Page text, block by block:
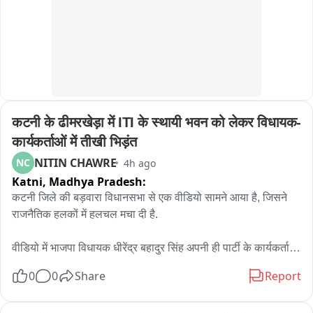
कटनी के ढीमरखेड़ा में ITI के स्थायी भवन को लेकर विधायक-
कार्यकर्ताओं में तीखी भिड़ंत
NC NITIN CHAWRE 4h ago
Katni, Madhya Pradesh:
कटनी जिले की बड़वारा विधानसभा से एक वीडियो सामने आया है, जिसने
राजनैतिक हलकों में हलचल मचा दी है.
वीडियो में भाजपा विधायक धीरेंद्र बहादुर सिंह अपनी ही पार्टी के कार्यकर्ताओं
से लंबित शासकीय आईटीआई की मांग बताई जा रही है.
0 0 Share Report